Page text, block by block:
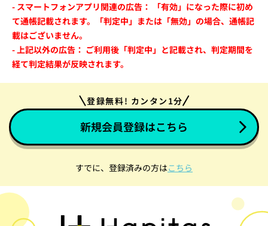
- スマートフォンアプリ関連の広告： 「有効」になった際に初め
て通帳記載されます。「判定中」または「無効」の場合、通帳記
載はございません。
- 上記以外の広告： ご利用後「判定中」と記載され、判定期間を
経て判定結果が反映されます。
登録無料! カンタン1分
新規会員登録はこちら
すでに、登録済みの方はこちら